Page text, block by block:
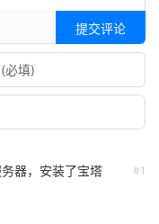
提交评论
#1
器，安装了宝塔